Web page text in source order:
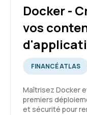
Rayhanatou D.
Trois jours de
un excellent
très à l'écoute.
Docker -
vos
FINANCÉ ATLAS
Maîtrisez Docker
premiers
et sécurité pour